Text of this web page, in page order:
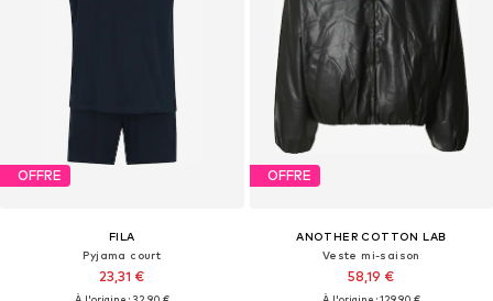
OFFRE
FILA
Pyjama court
23,31 €
OFFRE
ANOTHER COTTON LAB
Veste mi-saison
58,19 €